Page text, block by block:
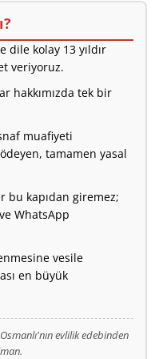
dile kolay 13 yıldır
veriyoruz.
hakkımızda tek bir
muafiyeti
tamamen yasal
bu kapıdan giremez;
WhatsApp
vesile
en büyük
evlilik edebinden